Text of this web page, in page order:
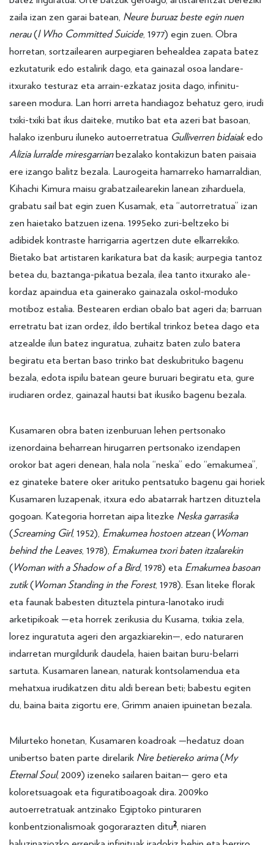
zaila izan zen garai batean, Neure buruaz beste egin nuen
nerau(I Who Committed Suicide, 1977) egin zuen. Obra
horretan, sortzailearen aurpegiaren behealdea zapata batez
ezkutaturik edo estalirik dago, eta gainazal osoa landare-
itxurako testuraz eta arrain-ezkataz josita dago, infinitu-
sareen modura. Lan horri arreta handiagoz behatuz gero, irudi
txiki-txiki bat ikus daiteke, mutiko bat eta azeri bat basoan,
halako izenburu iluneko autoerretratua Gulliverren bidaiakedo
Alizia lurralde miresgarrian bezalako kontakizun baten paisaia
ere izango balitz bezala. Laurogeita hamarreko hamarraldian,
Kihachi Kimura maisu grabatzailearekin lanean ziharduela,
grabatu sail bat egin zuen Kusamak, eta “autorretratua” izan
zen haietako batzuen izena. 1995eko zuri-beltzeko bi
adibidek kontraste harrigarria agertzen dute elkarrekiko.
Bietako bat artistaren karikatura bat da kasik; aurpegia tantoz
betea du, baztanga-pikatua bezala, ilea tanto itxurako ale-
kordaz apaindua eta gainerako gainazala oskol-moduko
motiboz estalia. Bestearen erdian obalo bat ageri da; barruan
erretratu bat izan ordez, ildo bertikal trinkoz betea dago eta
atzealde ilun batez inguratua, zuhaitz baten zulo batera
begiratu eta bertan baso trinko bat deskubrituko bagenu
bezala, edota ispilu batean geure buruari begiratu eta, gure
irudiaren ordez, gainazal hautsi bat ikusiko bagenu bezala.
Kusamaren obra baten izenburuan lehen pertsonako
izenordaina beharrean hirugarren pertsonako izendapen
orokor bat ageri denean, hala nola “neska” edo “emakumea”,
ez ginateke batere oker arituko pentsatuko bagenu gai horiek
Kusamaren luzapenak, itxura edo abatarrak hartzen dituztela
gogoan. Kategoria horretan aipa litezke Neska garrasika
(Screaming Girl, 1952), Emakumea hostoen atzean(Woman
behind the Leaves, 1978), Emakumea txori baten itzalarekin
(Woman with a Shadow of a Bird, 1978) eta Emakumea basoan
zutik(Woman Standing in the Forest, 1978). Esan liteke florak
eta faunak babesten dituztela pintura-lanotako irudi
arketipikoak —eta horrek zerikusia du Kusama, txikia zela,
lorez inguratuta ageri den argazkiarekin—, edo naturaren
indarretan murgildurik daudela, haien baitan buru-belarri
sartuta. Kusamaren lanean, naturak kontsolamendua eta
mehatxua irudikatzen ditu aldi berean beti; babestu egiten
du, baina baita zigortu ere, Grimm anaien ipuinetan bezala.
Milurteko honetan, Kusamaren koadroak —hedatuz doan
unibertso baten parte direlarik Nire betiereko arima(My
Eternal Soul, 2009) izeneko sailaren baitan— gero eta
koloretsuagoak eta figuratiboagoak dira. 2009ko
autoerretratuak antzinako Egiptoko pinturaren
konbentzionalismoak gogorarazten ditu2 , niaren